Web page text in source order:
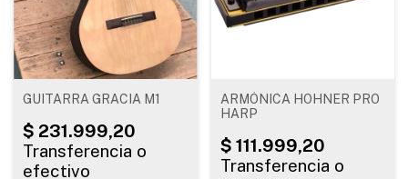
GUITARRA GRACIA M1
ARMÓNICA HOHNER PRO
HARP